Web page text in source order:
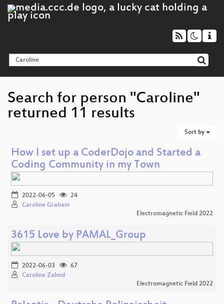
Search for person "Caroline"
returned 11 results
Sort by
How I set up a CoderDojo and Started a
Coding Community in my Town
2022-06-05
24
Caroline Graham
Electromagnetic Field 2022
3615 Love by PAMAL_Group
2022-06-03
67
Caroline Zahnd
Electromagnetic Field 2022